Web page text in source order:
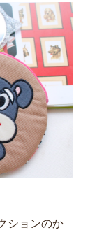
ションのか